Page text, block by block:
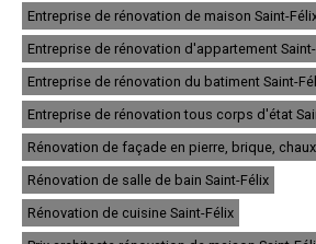
- Entreprise de rénovation
- Entreprise de rénovation
- Entreprise de rénovation immobilière à
- Entreprise de rénovation immobilière à
- Entreprise de rénovation immobilière
- Entreprise de rénovation immobilière
- Entreprise de rénovation
- Entreprise de rénovation immobilière à
- Entreprise de rénovation immobilière
- Entreprise de rénovation immobilière à
- Entreprise de rénovation immobilière à
- Entreprise de rénovation immobilière
Entreprise de rénovation de maison Saint-
Entreprise de rénovation d'appartement
Entreprise de rénovation du batiment Saint-
Entreprise de rénovation tous corps d'état
Rénovation de façade en pierre, brique,
Rénovation de salle de bain Saint-Félix
Rénovation de cuisine Saint-Félix